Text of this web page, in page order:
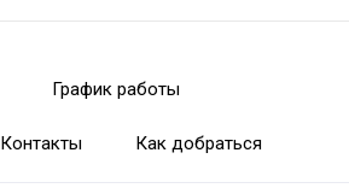
График работы
Контакты Как добраться